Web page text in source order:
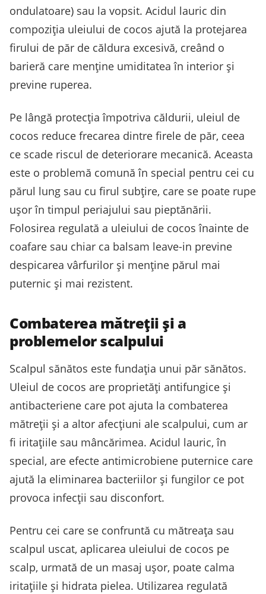
ondulatoare) sau la vopsit. Acidul lauric din
compoziția uleiului de cocos ajută la protejarea
firului de păr de căldura excesivă, creând o
barieră care menține umiditatea în interior și
previne ruperea.
Pe lângă protecția împotriva căldurii, uleiul de
cocos reduce frecarea dintre firele de păr, ceea
ce scade riscul de deteriorare mecanică. Aceasta
este o problemă comună în special pentru cei cu
părul lung sau cu firul subțire, care se poate rupe
ușor în timpul periajului sau pieptănării.
Folosirea regulată a uleiului de cocos înainte de
coafare sau chiar ca balsam leave-in previne
despicarea vârfurilor și menține părul mai
puternic și mai rezistent.
Combaterea mătreții și a
problemelor scalpului
Scalpul sănătos este fundația unui păr sănătos.
Uleiul de cocos are proprietăți antifungice și
antibacteriene care pot ajuta la combaterea
mătreții și a altor afecțiuni ale scalpului, cum ar
fi iritațiile sau mâncărimea. Acidul lauric, în
special, are efecte antimicrobiene puternice care
ajută la eliminarea bacteriilor și fungilor ce pot
provoca infecții sau disconfort.
Pentru cei care se confruntă cu mătreața sau
scalpul uscat, aplicarea uleiului de cocos pe
scalp, urmată de un masaj ușor, poate calma
iritațiile și hidrata pielea. Utilizarea regulată